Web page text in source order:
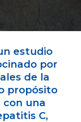
estudio
por
de la
propósito
una
C,